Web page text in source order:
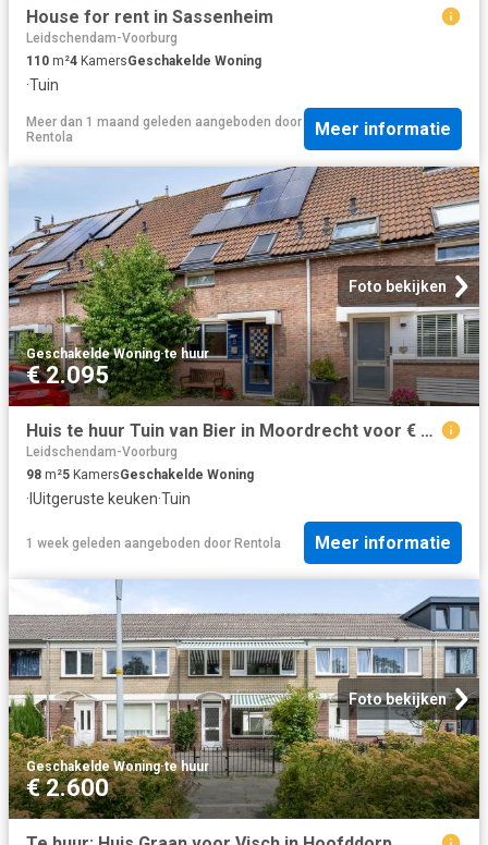
House for rent in Sassenheim
Leidschendam-Voorburg
110 m²4 KamersGeschakelde Woning
·Tuin
Meer dan 1 maand geleden aangeboden door
Rentola
Meer informatie
Foto bekijken
Geschakelde Woning·te huur
€ 2.095
Huis te huur Tuin van Bier in Moordrecht voor € 2.095
Leidschendam-Voorburg
98 m²5 KamersGeschakelde Woning
· IUitgeruste keuken·Tuin
1 week geleden aangeboden door Rentola Meer informatie
Foto bekijken
Geschakelde Woning·te huur
€ 2.600